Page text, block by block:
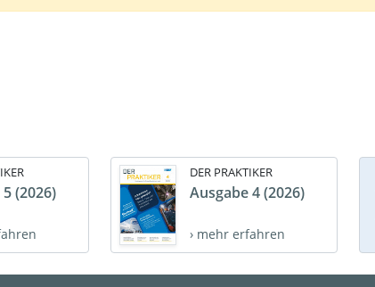
(2026)
DER PRAKTIKER
Ausgabe 4 (2026)
› mehr erfahren